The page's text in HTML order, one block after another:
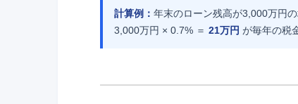
計算例： 年末のローン残高が3,000万円
3,000万円 × 0.7% ＝ 21万円 が毎年の税